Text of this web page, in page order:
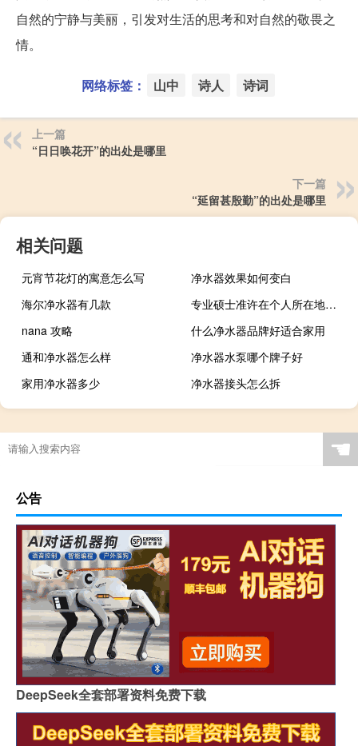
自然的宁静与美丽，引发对生活的思考和对自然的敬畏之
情。
网络标签： 山中 诗人 诗词
上一篇
“日日唤花开”的出处是哪里
下一篇
“延留甚殷勤”的出处是哪里
相关问题
元宵节花灯的寓意怎么写
净水器效果如何变白
海尔净水器有几款
专业硕士准许在个人所在地参考吗
nana 攻略
什么净水器品牌好适合家用
通和净水器怎么样
净水器水泵哪个牌子好
家用净水器多少
净水器接头怎么拆
☚
公告
DeepSeek全套部署资料免费下载